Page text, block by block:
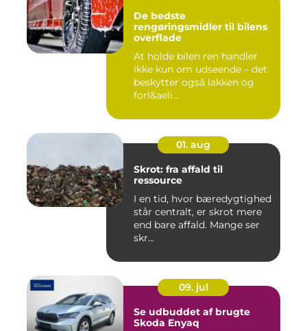
De bedste
rengøringsmidler til bilens
overflade
At holde bilen ren handler
ikke kun om udseende – det
beskytter også lakken og
forl&aeli...
01. aug
Skrot: fra affald til
ressource
I en tid, hvor bæredygtighed
står centralt, er skrot mere
end bare affald. Mange ser
skr...
09. jul
Se udbuddet af brugte
Skoda Enyaq